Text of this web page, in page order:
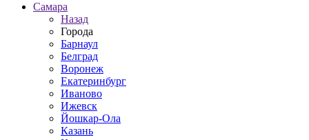
Самара
Назад
Города
Барнаул
Белград
Воронеж
Екатеринбург
Иваново
Ижевск
Йошкар-Ола
Казань